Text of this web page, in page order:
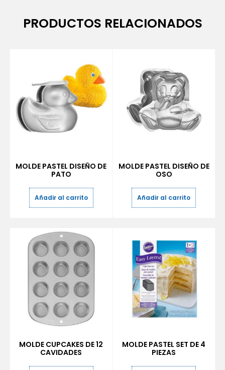
PRODUCTOS RELACIONADOS
MOLDE PASTEL DISEÑO DE
PATO
Añadir al carrito
MOLDE PASTEL DISEÑO DE
OSO
Añadir al carrito
MOLDE CUPCAKES DE 12
CAVIDADES
MOLDE PASTEL SET DE 4
PIEZAS